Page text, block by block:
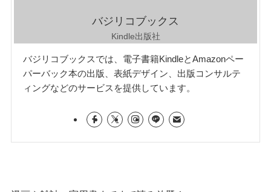
バジリコブックス
Kindle出版社
バジリコブックスでは、電子書籍KindleとAmazonペー
パーバック本の出版、表紙デザイン、出版コンサルテ
ィングなどのサービスを提供しています。